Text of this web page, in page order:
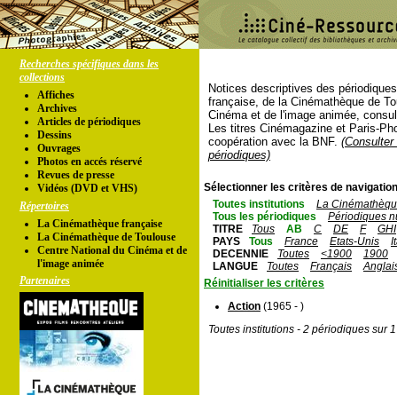
Recherches spécifiques dans les
collections
Affiches
Archives
Articles de périodiques
Dessins
Ouvrages
Photos en accés réservé
Revues de presse
Vidéos (DVD et VHS)
Répertoires
La Cinémathèque française
La Cinémathèque de Toulouse
Centre National du Cinéma et de
l'image animée
Partenaires
Notices descriptives des
française, de la Cinémathèque de
Cinéma et de l'image animée,
Les titres Cinémagazine et Paris-
coopération avec la BNF.
périodiques)
Sélectionner les critères de
Toutes institutions
La
Tous les périodiques
Périodiques
TITRE
Tous AB C DE F
GHI
PAYS
Tous France Etats-Unis
DECENNIE
Toutes <1900
1900
LANGUE
Toutes Français
Réinitialiser les critères
Action (1965 - )
Toutes institutions - 2 périodiques sur